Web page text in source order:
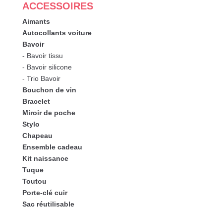
ACCESSOIRES
Aimants
Autocollants voiture
Bavoir
- Bavoir tissu
- Bavoir silicone
- Trio Bavoir
Bouchon de vin
Bracelet
Miroir de poche
Stylo
Chapeau
Ensemble cadeau
Kit naissance
Tuque
Toutou
Porte-clé cuir
Sac réutilisable